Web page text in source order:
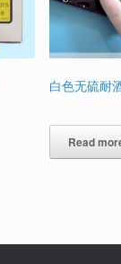
白色无硫耐
Read